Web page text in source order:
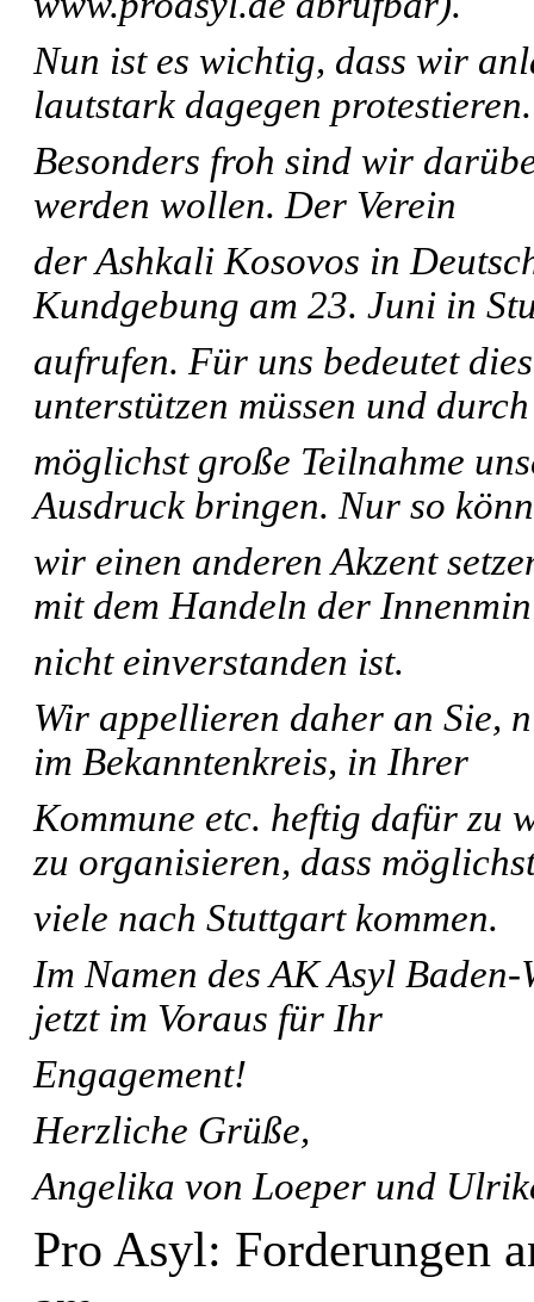
Nun ist es wichtig, dass wir
lautstark dagegen protestieren.
Besonders froh sind wir
werden wollen. Der Verein
der Ashkali Kosovos in
Kundgebung am 23. Juni in
aufrufen. Für uns bedeutet
unterstützen müssen und durch
möglichst große Teilnahme
Ausdruck bringen. Nur so
wir einen anderen Akzent
mit dem Handeln der
nicht einverstanden ist.
Wir appellieren daher an Sie,
im Bekanntenkreis, in Ihrer
Kommune etc. heftig dafür zu
zu organisieren, dass
viele nach Stuttgart kommen.
Im Namen des AK Asyl
jetzt im Voraus für Ihr
Engagement!
Herzliche Grüße,
Angelika von Loeper und
Pro Asyl: Forderungen